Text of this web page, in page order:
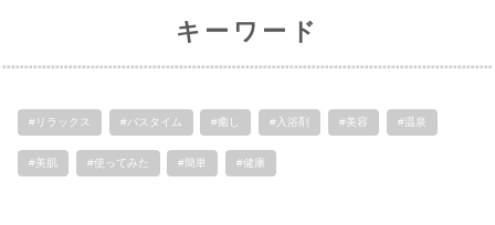
キーワード
#リラックス #バスタイム #癒し #入浴剤 #美容 #温泉
#美肌 #使ってみた #簡単 #健康